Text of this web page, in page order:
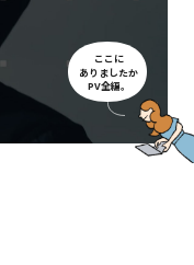
ここに
ありましたか
PV全編。